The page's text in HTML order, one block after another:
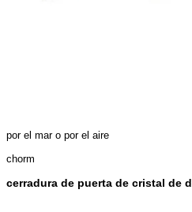
por el mar o por el aire
chorm
cerradura de puerta de cristal de